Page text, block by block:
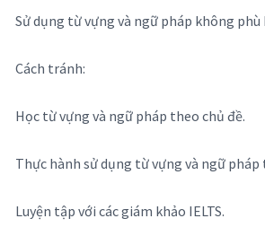
Sử dụng từ vựng và ngữ pháp không
Cách tránh:
Học từ vựng và ngữ pháp theo chủ đề.
Thực hành sử dụng từ vựng và ngữ
Luyện tập với các giám khảo IELTS.